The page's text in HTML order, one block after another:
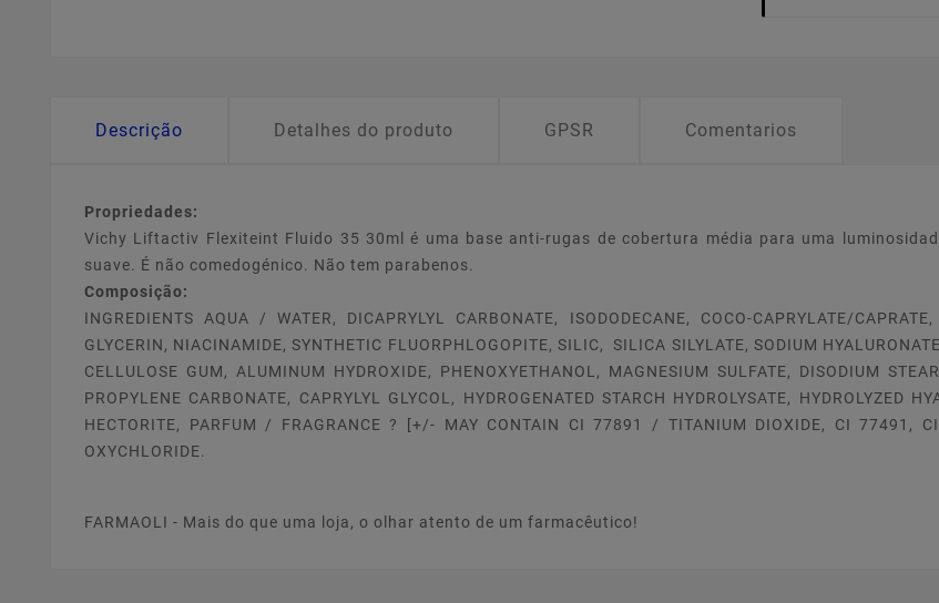
Descrição Detalhes do produto GPSR Comentarios
Propriedades:
Vichy Liftactiv Flexiteint Fluido 35 30ml é uma base anti-rugas de cobertura média para uma
suave. É não comedogénico. Não tem parabenos.
Composição:
INGREDIENTS AQUA / WATER, DICAPRYLYL CARBONATE, ISODODECANE, COCO-CAPRYLATE/
GLYCERIN, NIACINAMIDE, SYNTHETIC FLUORPHLOGOPITE, SILIC, SILICA SILYLATE, SODIUM
CELLULOSE GUM, ALUMINUM HYDROXIDE, PHENOXYETHANOL, MAGNESIUM SULFATE, DISODIUM
PROPYLENE CARBONATE, CAPRYLYL GLYCOL, HYDROGENATED STARCH HYDROLYSATE, HYDROLYZED
HECTORITE, PARFUM / FRAGRANCE ? [+/- MAY CONTAIN CI 77891 / TITANIUM DIOXIDE, CI
OXYCHLORIDE.
FARMAOLI - Mais do que uma loja, o olhar atento de um farmacêutico!